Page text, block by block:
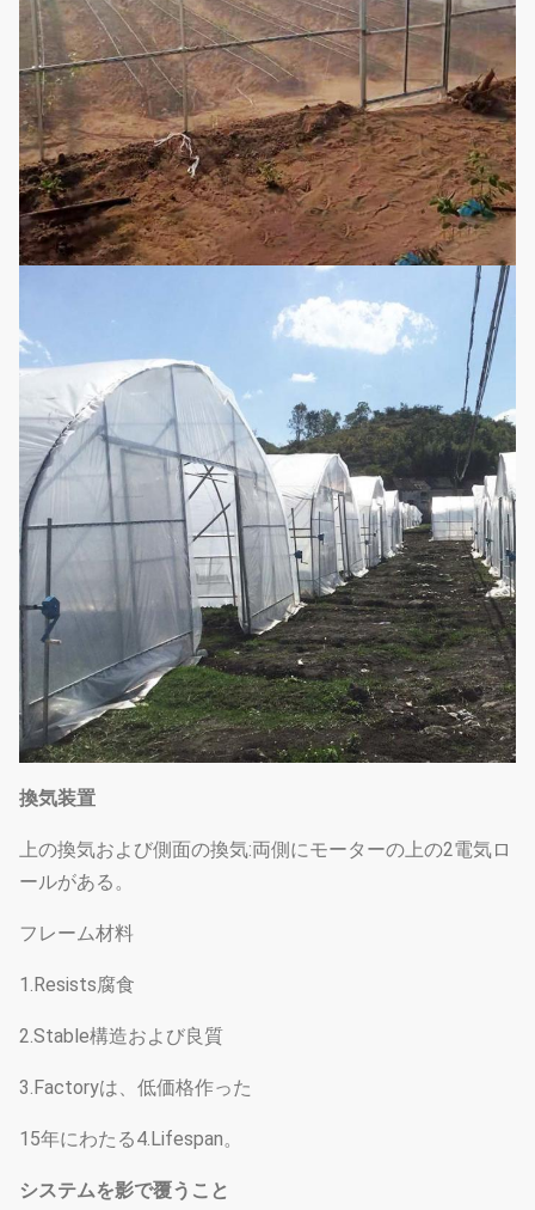
換気装置
上の換気および側面の換気:両側にモーターの上の2電気ロ
ールがある。
フレーム材料
1.Resists腐食
2.Stable構造および良質
3.Factoryは、低価格作った
15年にわたる4.Lifespan。
システムを影で覆うこと